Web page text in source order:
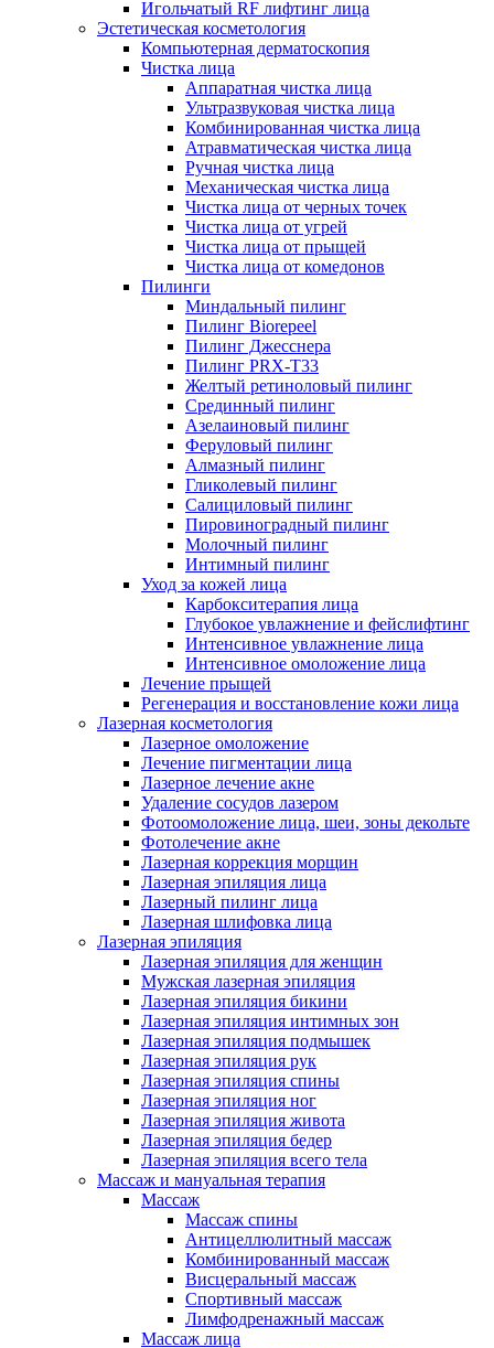
Игольчатый RF лифтинг лица
Эстетическая косметология
Компьютерная дерматоскопия
Чистка лица
Аппаратная чистка лица
Ультразвуковая чистка лица
Комбинированная чистка лица
Атравматическая чистка лица
Ручная чистка лица
Механическая чистка лица
Чистка лица от черных точек
Чистка лица от угрей
Чистка лица от прыщей
Чистка лица от комедонов
Пилинги
Миндальный пилинг
Пилинг Biorepeel
Пилинг Джесснера
Пилинг PRX-T33
Желтый ретиноловый пилинг
Срединный пилинг
Азелаиновый пилинг
Феруловый пилинг
Алмазный пилинг
Гликолевый пилинг
Салициловый пилинг
Пировиноградный пилинг
Молочный пилинг
Интимный пилинг
Уход за кожей лица
Карбокситерапия лица
Глубокое увлажнение и фейслифтинг
Интенсивное увлажнение лица
Интенсивное омоложение лица
Лечение прыщей
Регенерация и восстановление кожи лица
Лазерная косметология
Лазерное омоложение
Лечение пигментации лица
Лазерное лечение акне
Удаление сосудов лазером
Фотоомоложение лица, шеи, зоны декольте
Фотолечение акне
Лазерная коррекция морщин
Лазерная эпиляция лица
Лазерный пилинг лица
Лазерная шлифовка лица
Лазерная эпиляция
Лазерная эпиляция для женщин
Мужская лазерная эпиляция
Лазерная эпиляция бикини
Лазерная эпиляция интимных зон
Лазерная эпиляция подмышек
Лазерная эпиляция рук
Лазерная эпиляция спины
Лазерная эпиляция ног
Лазерная эпиляция живота
Лазерная эпиляция бедер
Лазерная эпиляция всего тела
Массаж и мануальная терапия
Массаж
Массаж спины
Антицеллюлитный массаж
Комбинированный массаж
Висцеральный массаж
Спортивный массаж
Лимфодренажный массаж
Массаж лица